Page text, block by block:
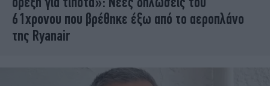
61χρονου που βρέθηκε έξω από το αεροπλάνο
της Ryanair